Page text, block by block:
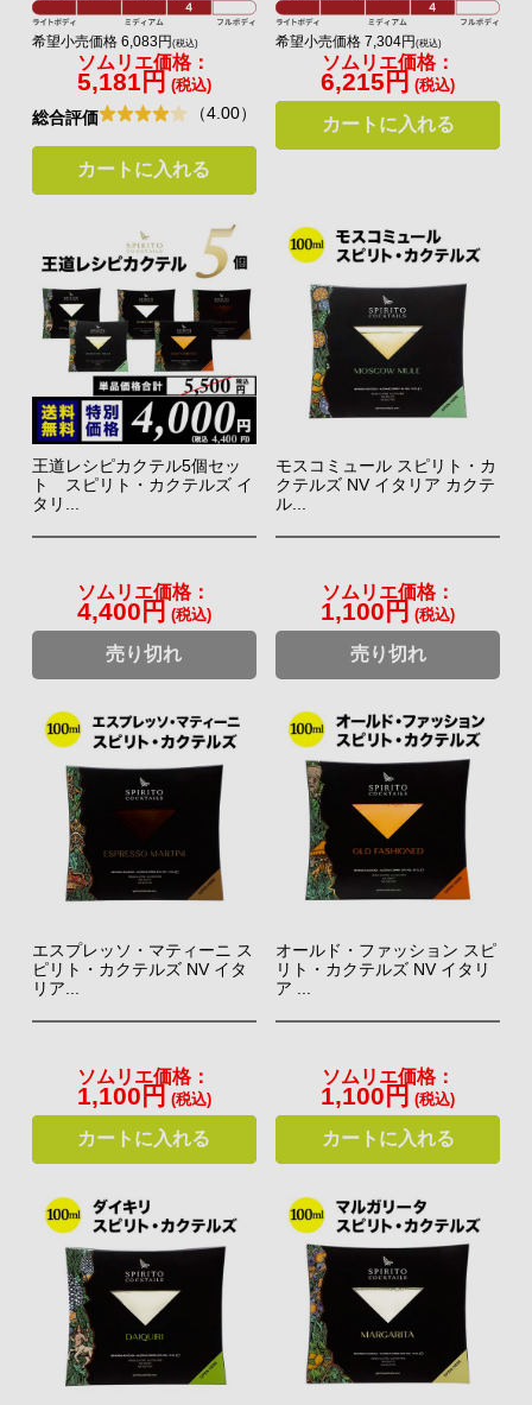
希望小売価格 6,083円(税込)
ソムリエ価格：
5,181円 (税込)
総合評価 （4.00）
カートに入れる
希望小売価格 7,304円(税込)
ソムリエ価格：
6,215円 (税込)
カートに入れる
王道レシピカクテル5個セッ
ト スピリト・カクテルズ イ
タリ...
ソムリエ価格：
4,400円 (税込)
売り切れ
モスコミュール スピリト・カ
クテルズ NV イタリア カクテ
ル...
ソムリエ価格：
1,100円 (税込)
売り切れ
エスプレッソ・マティーニ ス
ピリト・カクテルズ NV イタ
リア...
ソムリエ価格：
1,100円 (税込)
カートに入れる
オールド・ファッション スピ
リト・カクテルズ NV イタリ
ア ...
ソムリエ価格：
1,100円 (税込)
カートに入れる